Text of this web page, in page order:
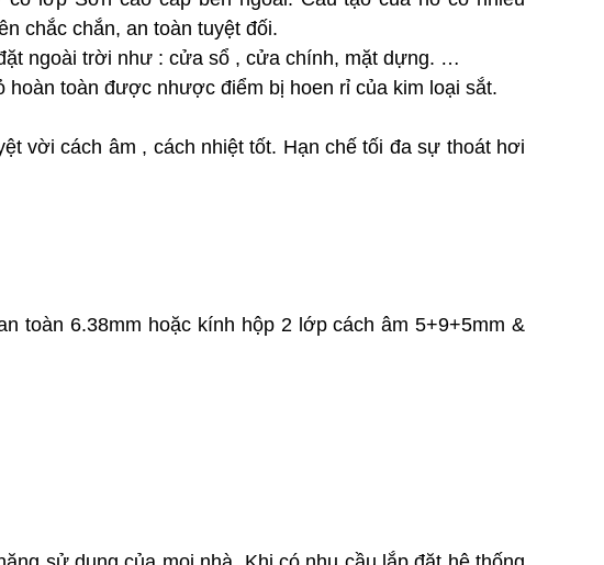
Không Gian – Vận Hành
Êm | PHATDATDOORS
CỬA NHỰA LÕI THÉP VÂN
PHATDATDOORS
Liên hệ
chắc chắn, an toàn tuyệt đối.
ngoài trời như : cửa sổ , cửa chính, mặt dựng. …
toàn được nhược điểm bị hoen rỉ của kim loại sắt.
vời cách âm , cách nhiệt tốt. Hạn chế tối đa sự thoát hơi
toàn 6.38mm hoặc kính hộp 2 lớp cách âm 5+9+5mm &